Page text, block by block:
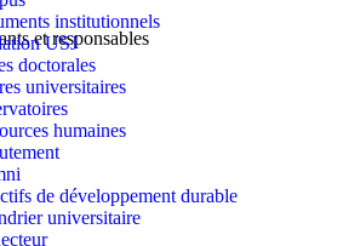
institutionnels
USJ
doctorales
universitaires
humaines
de développement durable
universitaire
et responsables